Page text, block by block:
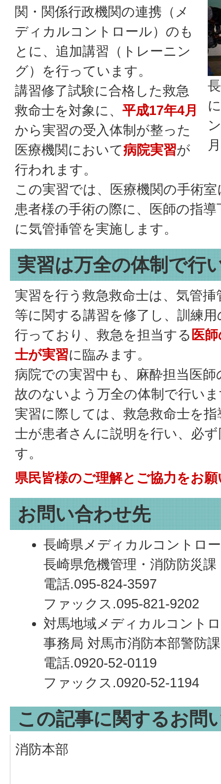
関・関係行政機関の連携（メ
ディカルコントロール）のも
とに、追加講習（トレーニン
グ）を行っています。
講習修了試験に合格した救急
救命士を対象に、 平成17年4月
から実習の受入体制が整った
医療機関において病院実習が
行われます。
この実習では、医療機関の手術
患者様の手術の際に、医師の指
に気管挿管を実施します。
実習は万全の体制で行
実習を行う救急救命士は、気管
等に関する講習を修了し、訓練
行っており、救急を担当する 医
士が実習に臨みます。
病院での実習中も、麻酔担当医
故のないよう万全の体制で行い
実習に際しては、救急救命士を
士が患者さんに説明を行い、必
す。
県民皆様のご理解とご協力をお
お問い合わせ先
長崎県メディカルコントロ
長崎県危機管理・消防防災課
電話.095-824-3597
ファックス.095-821-9202
対馬地域メディカルコント
事務局 対馬市消防本部警防課
電話.0920-52-0119
ファックス.0920-52-1194
この記事に関するお問
消防本部